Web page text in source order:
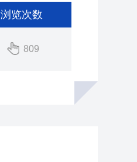
浏览次数
809